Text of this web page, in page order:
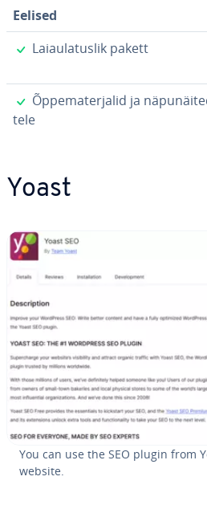
Eelised
✓
Laiaula­tus­lik pakett
✓
Õp­pe­ma­ter­ja­lid ja
tele
Yoast
You can use the SEO plugin from
website.